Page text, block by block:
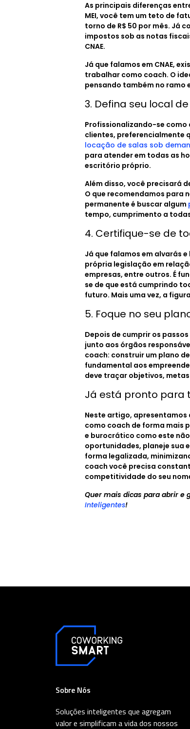
As principais diferenças
MEI, você tem um teto de
torno de R$ 50 por mês. Já
impostos sob as notas
CNAE.
Já que falamos em CNAE,
trabalhar como coach. O
pensando também no ramo
3. Defina seu local
Profissionalizando-se como
clientes, preferencialmente
locação de salas sob
para atender em todas as
escritório próprio.
Além disso, você precisará
O que recomendamos para
permanente é buscar algum
tempo, cumprimento a
4. Certifique-se de
Já que falamos em alvarás
própria legislação em
empresas, entre outros. É
se de que está cumprindo
futuro. Mais uma vez, a
5. Foque no seu
Depois de cumprir os
junto aos órgãos
coach: construir um plano
fundamental aos
deve traçar objetivos,
Já está pronto para
Neste artigo,
como coach de forma mais
e burocrático como este
oportunidades, planeje sua
forma legalizada,
coach você precisa
competitividade do seu
Quer mais dicas para abrir e
Inteligentes!
Sobre Nós
Soluções inteligentes que agregam
valor e simplificam a vida dos nossos